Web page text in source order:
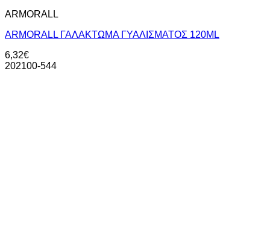
ARMORALL
ΑRMORALL ΓΑΛΑΚΤΩΜΑ ΓΥΑΛΙΣΜΑΤΟΣ 120ΜL
6,32€
202100-544